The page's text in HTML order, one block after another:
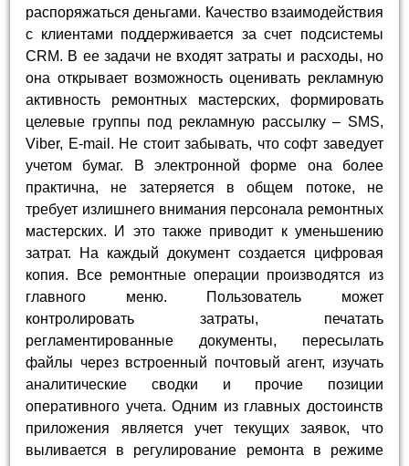
распоряжаться деньгами. Качество взаимодействия
с клиентами поддерживается за счет подсистемы
CRM. В ее задачи не входят затраты и расходы, но
она открывает возможность оценивать рекламную
активность ремонтных мастерских, формировать
целевые группы под рекламную рассылку – SMS,
Viber, E-mail. Не стоит забывать, что софт заведует
учетом бумаг. В электронной форме она более
практична, не затеряется в общем потоке, не
требует излишнего внимания персонала ремонтных
мастерских. И это также приводит к уменьшению
затрат. На каждый документ создается цифровая
копия. Все ремонтные операции производятся из
главного меню. Пользователь может
контролировать затраты, печатать
регламентированные документы, пересылать
файлы через встроенный почтовый агент, изучать
аналитические сводки и прочие позиции
оперативного учета. Одним из главных достоинств
приложения является учет текущих заявок, что
выливается в регулирование ремонта в режиме